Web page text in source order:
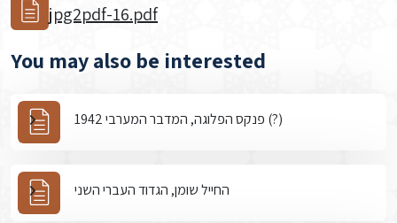
jpg2pdf-16.pdf
You may also be interested
פנקס הפלוגה, המדבר המערבי 1942 (?)
החייל שומן, הגדוד העברי השני